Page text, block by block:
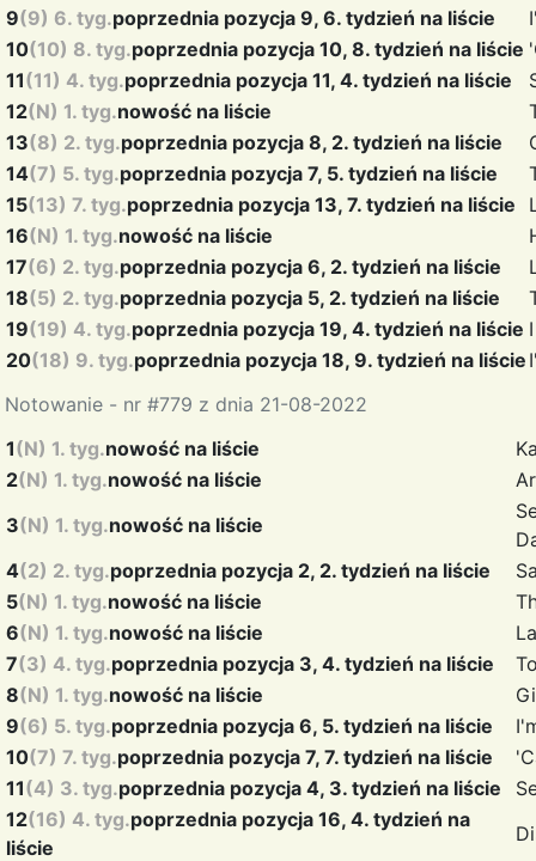
Notowanie - nr #779 z dnia 21-08-2022
9(9) 6. tyg.poprzednia pozycja 9, 6. tydzień na liście
10(10) 8. tyg.poprzednia pozycja 10, 8. tydzień na liście
11(11) 4. tyg.poprzednia pozycja 11, 4. tydzień na liście
12(N) 1. tyg.nowość na liście
13(8) 2. tyg.poprzednia pozycja 8, 2. tydzień na liście
14(7) 5. tyg.poprzednia pozycja 7, 5. tydzień na liście
15(13) 7. tyg.poprzednia pozycja 13, 7. tydzień na liście
16(N) 1. tyg.nowość na liście
17(6) 2. tyg.poprzednia pozycja 6, 2. tydzień na liście
18(5) 2. tyg.poprzednia pozycja 5, 2. tydzień na liście
19(19) 4. tyg.poprzednia pozycja 19, 4. tydzień na liście
20(18) 9. tyg.poprzednia pozycja 18, 9. tydzień na liście
1(N) 1. tyg.nowość na liście
2(N) 1. tyg.nowość na liście
3(N) 1. tyg.nowość na liście
4(2) 2. tyg.poprzednia pozycja 2, 2. tydzień na liście
5(N) 1. tyg.nowość na liście
6(N) 1. tyg.nowość na liście
7(3) 4. tyg.poprzednia pozycja 3, 4. tydzień na liście
8(N) 1. tyg.nowość na liście
9(6) 5. tyg.poprzednia pozycja 6, 5. tydzień na liście
10(7) 7. tyg.poprzednia pozycja 7, 7. tydzień na liście
11(4) 3. tyg.poprzednia pozycja 4, 3. tydzień na liście
12(16) 4. tyg.poprzednia pozycja 16, 4. tydzień na
liście